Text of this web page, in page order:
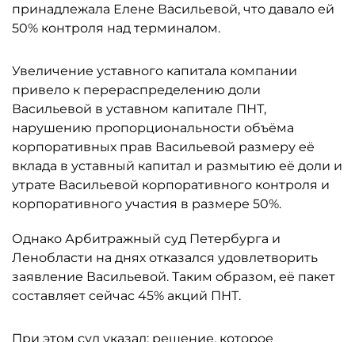
принадлежала Елене Васильевой, что давало ей
50% контроля над терминалом.
Увеличение уставного капитала компании
привело к перераспределению доли
Васильевой в уставном капитале ПНТ,
нарушению пропорциональности объёма
корпоративных прав Васильевой размеру её
вклада в уставный капитал и размытию её доли и
утрате Васильевой корпоративного контроля и
корпоративного участия в размере 50%.
Однако Арбитражный суд Петербурга и
Ленобласти на днях отказался удовлетворить
заявление Васильевой. Таким образом, её пакет
составляет сейчас 45% акций ПНТ.
При этом суд указал: решение, которое